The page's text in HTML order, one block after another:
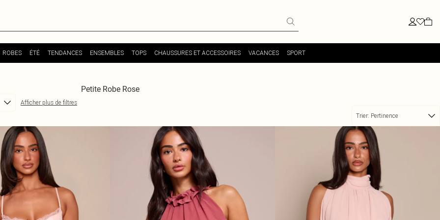
ROBES ÉTÉ TENDANCES ENSEMBLES TOPS CHAUSSURES ET ACCESSOIRES VACANCES SPORT
Petite Robe Rose
Afficher plus de filtres
Trier: Pertinence